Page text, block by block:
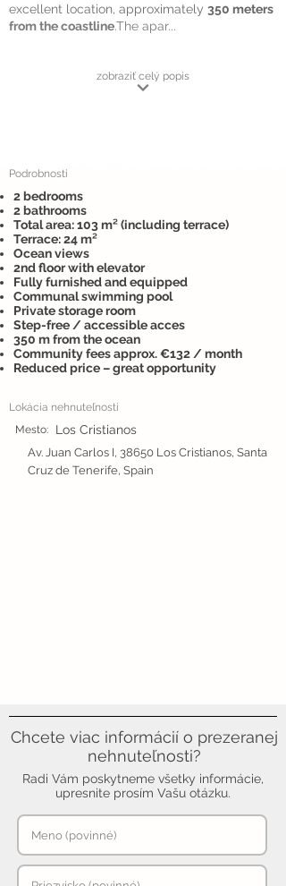
excellent location, approximately 350 meters
from the coastline.The apar...
zobraziť celý popis
Podrobnosti
2 bedrooms
2 bathrooms
Total area: 103 m² (including terrace)
Terrace: 24 m²
Ocean views
2nd floor with elevator
Fully furnished and equipped
Communal swimming pool
Private storage room
Step-free / accessible acces
350 m from the ocean
Community fees approx. €132 / month
Reduced price – great opportunity
Lokácia nehnuteľnosti
Mesto:
Los Cristianos
Av. Juan Carlos I, 38650 Los Cristianos, Santa
Cruz de Tenerife, Spain
Chcete viac informácií o prezeranej
nehnuteľnosti?
Radi Vám poskytneme všetky informácie,
upresnite prosím Vašu otázku.